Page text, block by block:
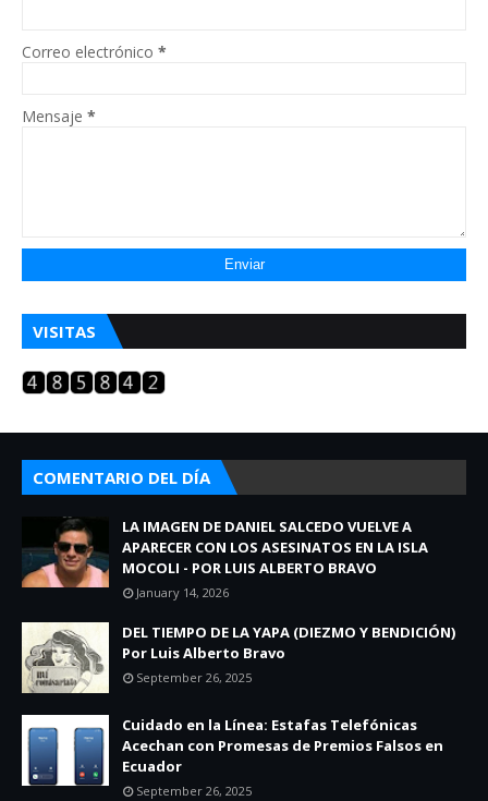
Correo electrónico *
Mensaje *
VISITAS
COMENTARIO DEL DÍA
LA IMAGEN DE DANIEL SALCEDO VUELVE A
APARECER CON LOS ASESINATOS EN LA ISLA
MOCOLI - POR LUIS ALBERTO BRAVO
January 14, 2026
DEL TIEMPO DE LA YAPA (DIEZMO Y BENDICIÓN)
Por Luis Alberto Bravo
September 26, 2025
Cuidado en la Línea: Estafas Telefónicas
Acechan con Promesas de Premios Falsos en
Ecuador
September 26, 2025